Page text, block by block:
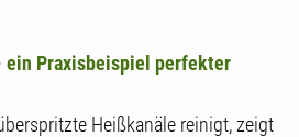
ein Praxisbeispiel perfekter
Heißkanäle reinigt, zeigt